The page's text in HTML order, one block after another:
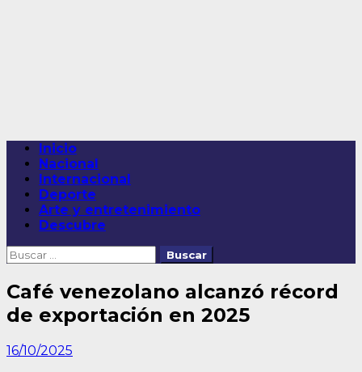
Menú
principal
Inicio
Nacional
Internacional
Deporte
Arte y entretenimiento
Descubre
Buscar:
Café venezolano alcanzó récord
de exportación en 2025
16/10/2025